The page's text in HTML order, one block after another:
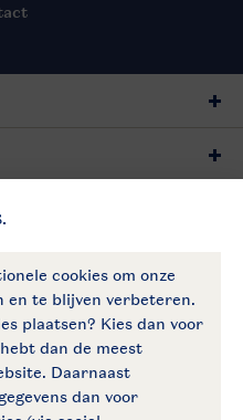
Us
instagram